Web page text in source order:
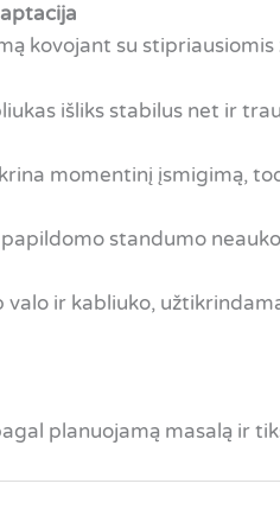
kovojant su stipriausiomis
išliks stabilus net ir
momentinį įsmigimą,
standumo
ir kabliuko,
planuojamą masalą ir